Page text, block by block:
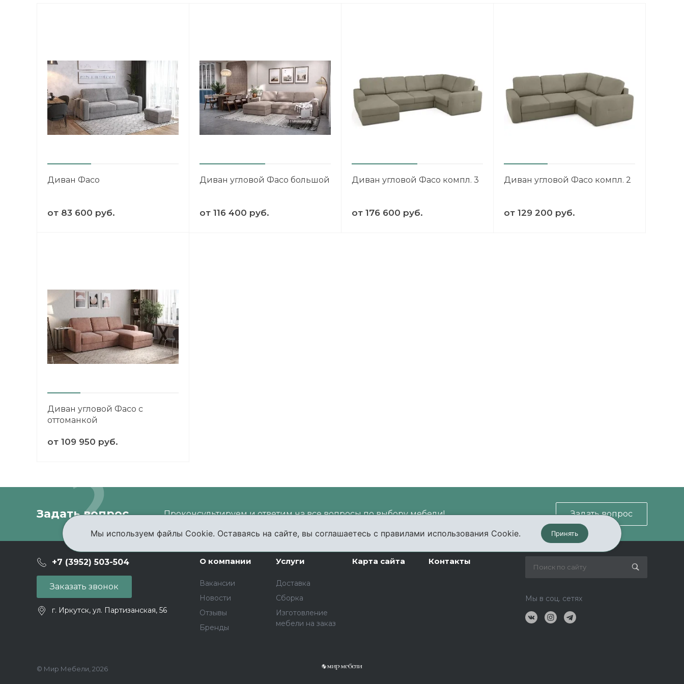
Диван Фасо
от 83 600 руб.
Диван угловой Фасо большой
от 116 400 руб.
Диван угловой Фасо компл. 3
от 176 600 руб.
Диван угловой Фасо компл. 2
от 129 200 руб.
Диван угловой Фасо с
оттоманкой
от 109 950 руб.
Задать вопрос Проконсультируем и ответим на все вопросы по выбору мебели! Задать вопрос
+7 (3952) 503-504
Заказать звонок
г. Иркутск, ул. Партизанская, 56
О компании
Вакансии
Новости
Отзывы
Бренды
Услуги
Доставка
Сборка
Изготовление
мебели на заказ
Карта сайта Контакты
Мы в соц. сетях
© Мир Мебели, 2026
Условия акции
Мы используем файлы Cookie. Оставаясь на сайте, вы соглашаетесь с правилами использования Cookie. Принять